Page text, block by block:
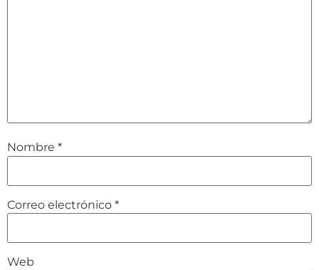
Nombre *
Correo electrónico *
Web